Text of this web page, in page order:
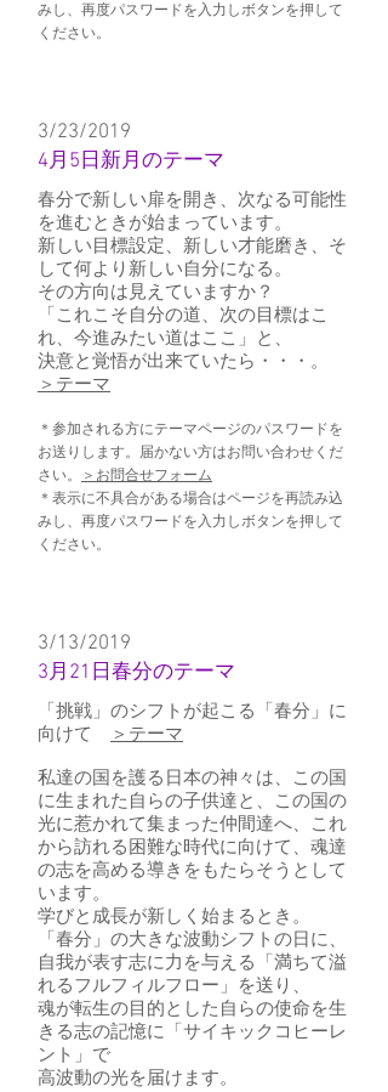
みし、再度パスワードを入力しボタンを押して
ください。
3/23/2019
4月5日新月のテーマ
春分で新しい扉を開き、次なる可能性
を進むときが始まっています。
新しい目標設定、新しい才能磨き、そ
して何より新しい自分になる。
その方向は見えていますか？
「これこそ自分の道、次の目標はこ
れ、今進みたい道はここ」と、
決意と覚悟が出来ていたら・・・。
＞テーマ
＊参加される方にテーマページのパスワードを
お送りします。届かない方はお問い合わせくだ
さい。
＞お問合せフォーム
＊表示に不具合がある場合はページを再読み込
みし、再度パスワードを入力しボタンを押して
ください。
3/13/2019
3月21日春分のテーマ
「挑戦」のシフトが起こる「春分」に
向けて
＞テーマ
私達の国を護る日本の神々は、この国
に生まれた自らの子供達と、この国の
光に惹かれて集まった仲間達へ、これ
から訪れる困難な時代に向けて、魂達
の志を高める導きをもたらそうとして
います。
学びと成長が新しく始まるとき。
「春分」の大きな波動シフトの日に、
自我が表す志に力を与える「満ちて溢
れるフルフィルフロー」を送り、
魂が転生の目的とした自らの使命を生
きる志の記憶に「サイキックコヒーレ
ント」で
高波動の光を届けます。